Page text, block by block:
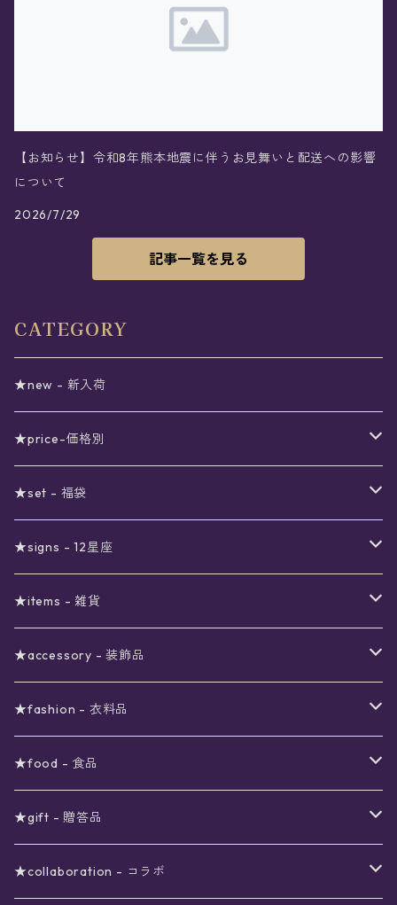
【お知らせ】令和8年熊本地震に伴うお見舞いと配送への影響
について
2026/7/29
記事一覧を見る
CATEGORY
★new - 新入荷
★price-価格別
セール
真夜中のSALE
予約限定SALE
〜1000円
〜2000円
〜3000円
〜4000円
〜5000円
〜6000円
〜7000円
★set - 福袋
12星座福袋
星の市福袋
★signs - 12星座
12星座ギフトセット
★items - 雑貨
ステーショナリー
ギフトボックス
ノート
メイクアップ
ネイルカラー
アロマスプレー
ポーチ
夜空の星月
扇子(うちわ)
インテリア
★accessory - 装飾品
ピアス
星
月
イヤリング
星
月
ネックレス
星
チョーカー
★fashion - 衣料品
ワンピース
スター
フラワー
トップス
ブラウス
ボトムス
★food - 食品
珈琲
紅茶
★gift - 贈答品
ラッピング用オプション
★collaboration - コラボ